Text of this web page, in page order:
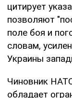
цитирует
позволяют
поле боя и
словам,
Украины
Чиновник
обладает